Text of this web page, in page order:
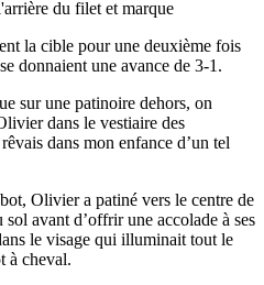
du filet et marque
la cible pour une deuxième fois
donnaient une avance de 3-1.
sur une patinoire dehors, on
dans le vestiaire des
dans mon enfance d’un tel
Olivier a patiné vers le centre de
avant d’offrir une accolade à ses
le visage qui illuminait tout le
à cheval.